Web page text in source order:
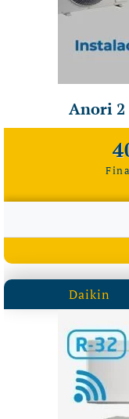
Anori 2
Daikin